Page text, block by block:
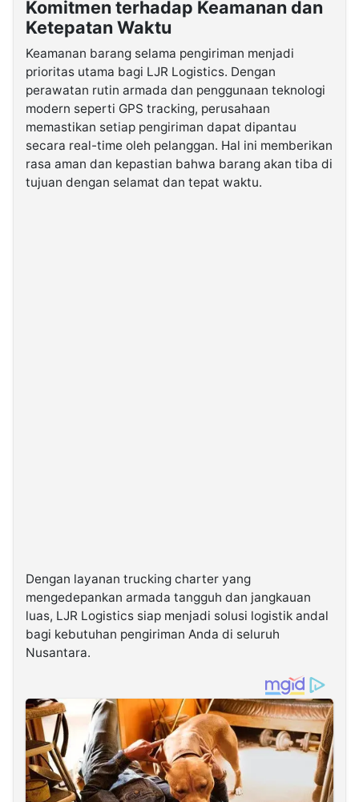
Komitmen terhadap Keamanan dan
Ketepatan Waktu
Keamanan barang selama pengiriman menjadi
prioritas utama bagi LJR Logistics. Dengan
perawatan rutin armada dan penggunaan teknologi
modern seperti GPS tracking, perusahaan
memastikan setiap pengiriman dapat dipantau
secara real-time oleh pelanggan. Hal ini memberikan
rasa aman dan kepastian bahwa barang akan tiba di
tujuan dengan selamat dan tepat waktu.
Dengan layanan trucking charter yang
mengedepankan armada tangguh dan jangkauan
luas, LJR Logistics siap menjadi solusi logistik andal
bagi kebutuhan pengiriman Anda di seluruh
Nusantara.